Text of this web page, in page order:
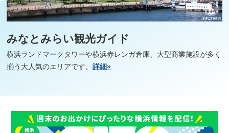
みなとみらい観光ガイド
横浜ランドマークタワーや横浜赤レンガ倉庫、大型商業施設が多く
揃う大人気のエリアです。詳細»